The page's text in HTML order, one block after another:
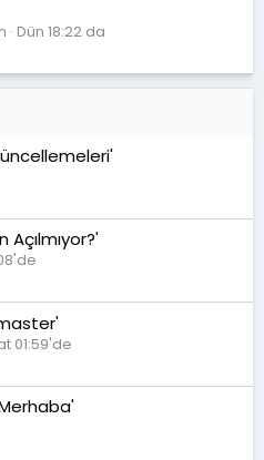
Dün 18:22 da
01:59'de